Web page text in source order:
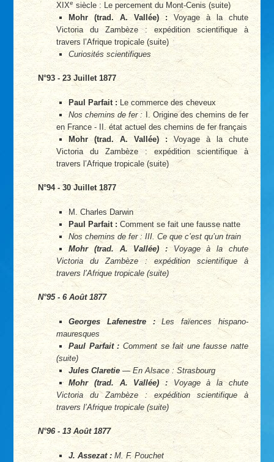
XIXesiècle : Le percement du Mont-Cenis (suite)
Mohr (trad. A. Vallée) : Voyage à la chute
Victoria du Zambèze : expédition scientifique à
travers l’Afrique tropicale (suite)
Curiosités scientifiques
N°93 - 23 Juillet 1877
Paul Parfait :Le commerce des cheveux
Nos chemins de fer :I. Origine des chemins de fer
en France - II. état actuel des chemins de fer français
Mohr (trad. A. Vallée) :Voyage à la chute
Victoria du Zambèze : expédition scientifique à
travers l’Afrique tropicale (suite)
N°94 - 30 Juillet 1877
M. Charles Darwin
Paul Parfait :Comment se fait une fausse natte
Nos chemins de fer : III. Ce que c’est qu’un train
Mohr (trad. A. Vallée) : Voyage à la chute
Victoria du Zambèze : expédition scientifique à
travers l’Afrique tropicale (suite)
N°95 - 6 Août 1877
Georges Lafenestre :Les faïences hispano-
mauresques
Paul Parfait : Comment se fait une fausse natte
(suite)
Jules Claretie—En Alsace : Strasbourg
Mohr (trad. A. Vallée) :Voyage à la chute
Victoria du Zambèze : expédition scientifique à
travers l’Afrique tropicale (suite)
N°96 - 13 Août 1877
J. Assezat :M. F. Pouchet